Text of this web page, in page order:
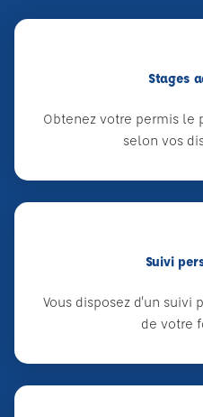
Stages
Obtenez votre permis le
selon vos
Suivi
Vous disposez d'un
de votre